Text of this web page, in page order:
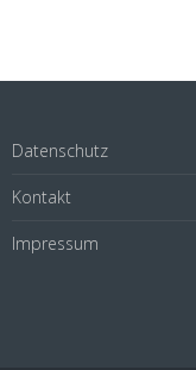
Datenschutz
Kontakt
Impressum